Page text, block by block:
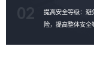
提高安全等级：避
险，提高整体安全